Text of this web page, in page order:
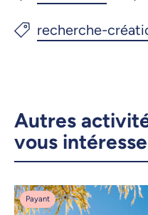
Autres
vous
Payant